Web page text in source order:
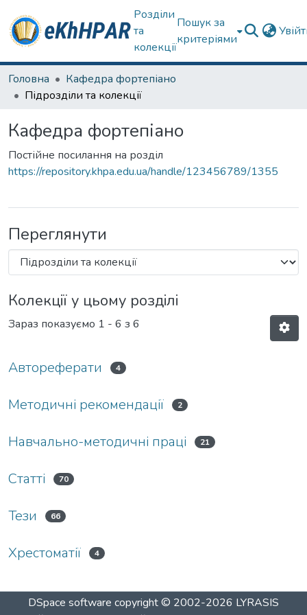
Розділи
та
колекції
Пошук за
критеріями
Головна
Кафедра фортепіано
Підрозділи та колекції
Кафедра фортепіано
Постійне посилання на розділ
https://repository.khpa.edu.ua/handle/123456789/1355
Переглянути
Колекції у цьому розділі
Зараз показуємо 1 - 6 з 6
Автореферати 4
Методичні рекомендації 2
Навчально-методичні праці 21
Статті 70
Тези 66
Хрестоматії 4
DSpace software copyright © 2002-2026 LYRASIS